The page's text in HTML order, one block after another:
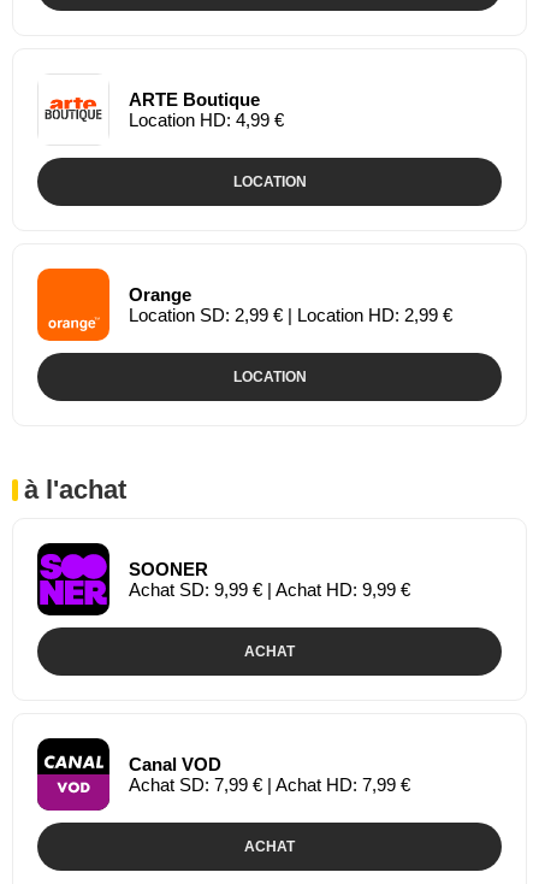
ARTE Boutique
Location HD: 4,99 €
LOCATION
Orange
Location SD: 2,99 € | Location HD: 2,99 €
LOCATION
à l'achat
SOONER
Achat SD: 9,99 € | Achat HD: 9,99 €
ACHAT
Canal VOD
Achat SD: 7,99 € | Achat HD: 7,99 €
ACHAT